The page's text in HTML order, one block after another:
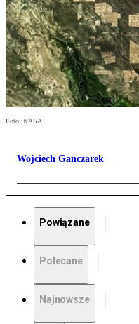
Foto: NASA
Wojciech Ganczarek
Powiązane
Polecane
Najnowsze